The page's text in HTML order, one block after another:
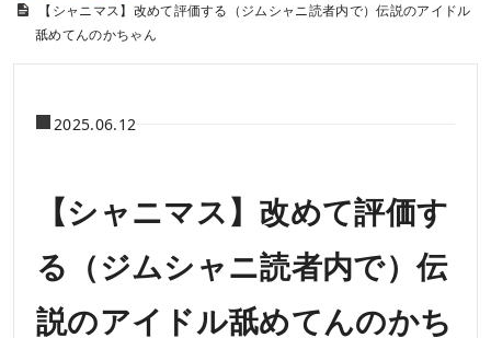
【シャニマス】改めて評価する（ジムシャニ読者内で）伝説のアイドル
舐めてんのかちゃん
2025.06.12
【シャニマス】改めて評価す
る（ジムシャニ読者内で）伝
説のアイドル舐めてんのかち